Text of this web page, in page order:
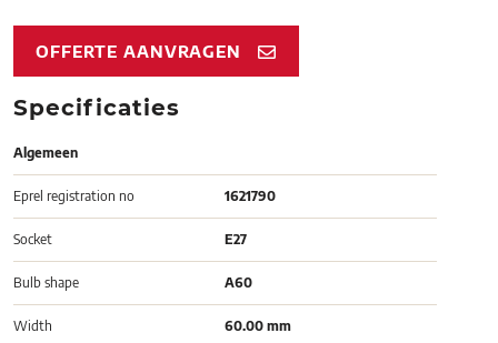
OFFERTE AANVRAGEN
Specificaties
Algemeen
Eprel registration no 1621790
Socket E27
Bulb shape A60
Width 60.00 mm